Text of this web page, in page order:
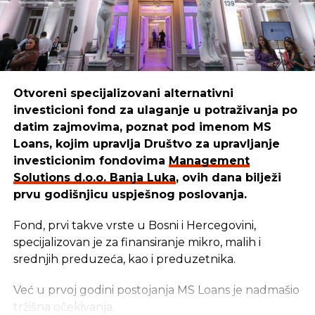
unaprijedimo i pustimo u izdavaštvo udžbenike za
djecu, prilagođene raznim uzrastima. Danas naši
udžbenici pomažu mnogim mališanima da lakše
uče i odrastaju.”
REKLAMA
Cilj u Management Solutions -u ostaje isti: da
budemo pouzdan partner onima koji stvaraju,
razvijaju i unaprjeđuju našu zajednicu. Zato
nastavljaju istim putem — jer kada ulažu u ljude i
njihove ideje, ulažu u budućnost svih nas –
zaključuju uManagement Solutions-u.
Otvoreni specijalizovani alternativni
investicioni fond za ulaganje u potraživanja po
datim zajmovima, poznat pod imenom MS
Loans, kojim upravlja Društvo za upravljanje
investicionim fondovima Management
Solutions d.o.o. Banja Luka, ovih dana bilježi
prvu godišnjicu uspješnog poslovanja.
Fond, prvi takve vrste u Bosni i Hercegovini,
specijalizovan je za finansiranje mikro, malih i
srednjih preduzeća, kao i preduzetnika.
Već u prvoj godini postojanja MS Loans je nadmašio
tržišna očekivanja.